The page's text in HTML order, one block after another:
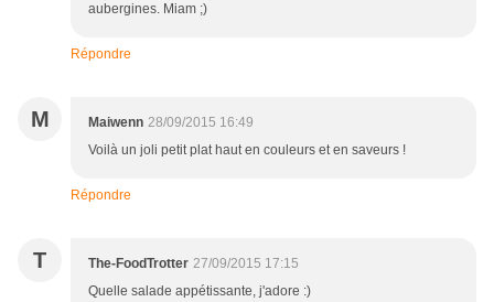
aubergines. Miam ;)
Répondre
M Maiwenn 28/09/2015 16:49
Voilà un joli petit plat haut en couleurs et en saveurs !
Répondre
T The-FoodTrotter 27/09/2015 17:15
Quelle salade appétissante, j'adore :)